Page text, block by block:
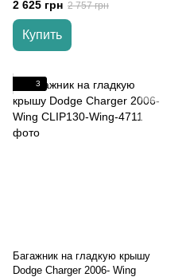
2 625 грн 2 757 грн
Купить
3
Багажник на гладкую крышу
Dodge Charger 2006- Wing